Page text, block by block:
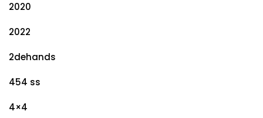
2020
2022
2dehands
454 ss
4×4